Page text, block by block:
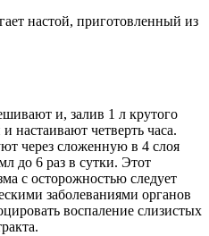
настой, приготовленный из
и, залив 1 л крутого
настаивают четверть часа.
через сложенную в 4 слоя
до 6 раз в сутки. Этот
с осторожностью следует
заболеваниями органов
воспаление слизистых